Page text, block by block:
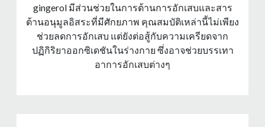
gingerol มีส่วนช่วยในการต้านการอักเสบและสาร
ต้านอนุมูลอิสระที่มีศักยภาพ คุณสมบัติเหล่านี้ไม่เพียง
ช่วยลดการอักเสบ แต่ยังต่อสู้กับความเครียดจาก
ปฏิกิริยาออกซิเดชันในร่างกาย ซึ่งอาจช่วยบรรเทา
อาการอักเสบต่างๆ